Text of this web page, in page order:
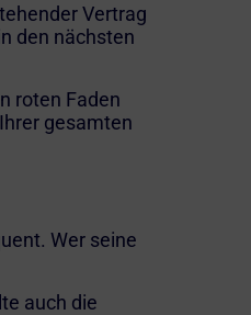
Vertrag
den nächsten
roten Faden
gesamten
Wer seine
auch die